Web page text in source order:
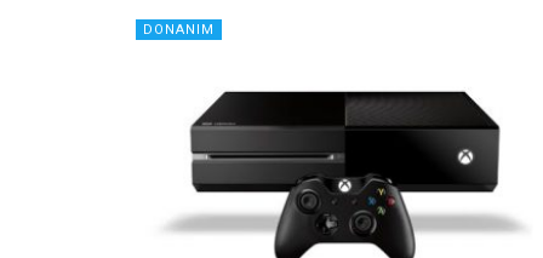
DONANIM